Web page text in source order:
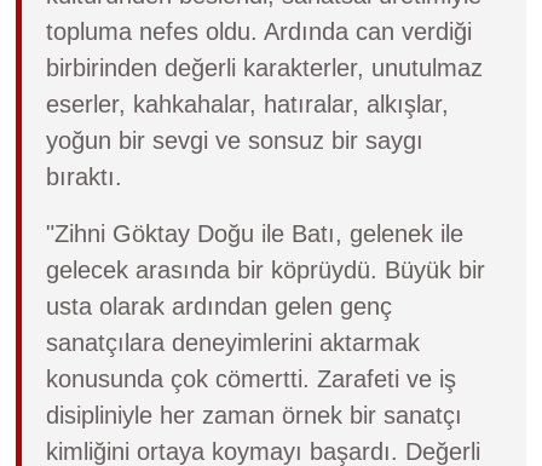
topluma nefes oldu. Ardında can verdiği
birbirinden değerli karakterler, unutulmaz
eserler, kahkahalar, hatıralar, alkışlar,
yoğun bir sevgi ve sonsuz bir saygı
bıraktı.
"Zihni Göktay Doğu ile Batı, gelenek ile
gelecek arasında bir köprüydü. Büyük bir
usta olarak ardından gelen genç
sanatçılara deneyimlerini aktarmak
konusunda çok cömertti. Zarafeti ve iş
disipliniyle her zaman örnek bir sanatçı
kimliğini ortaya koymayı başardı. Değerli